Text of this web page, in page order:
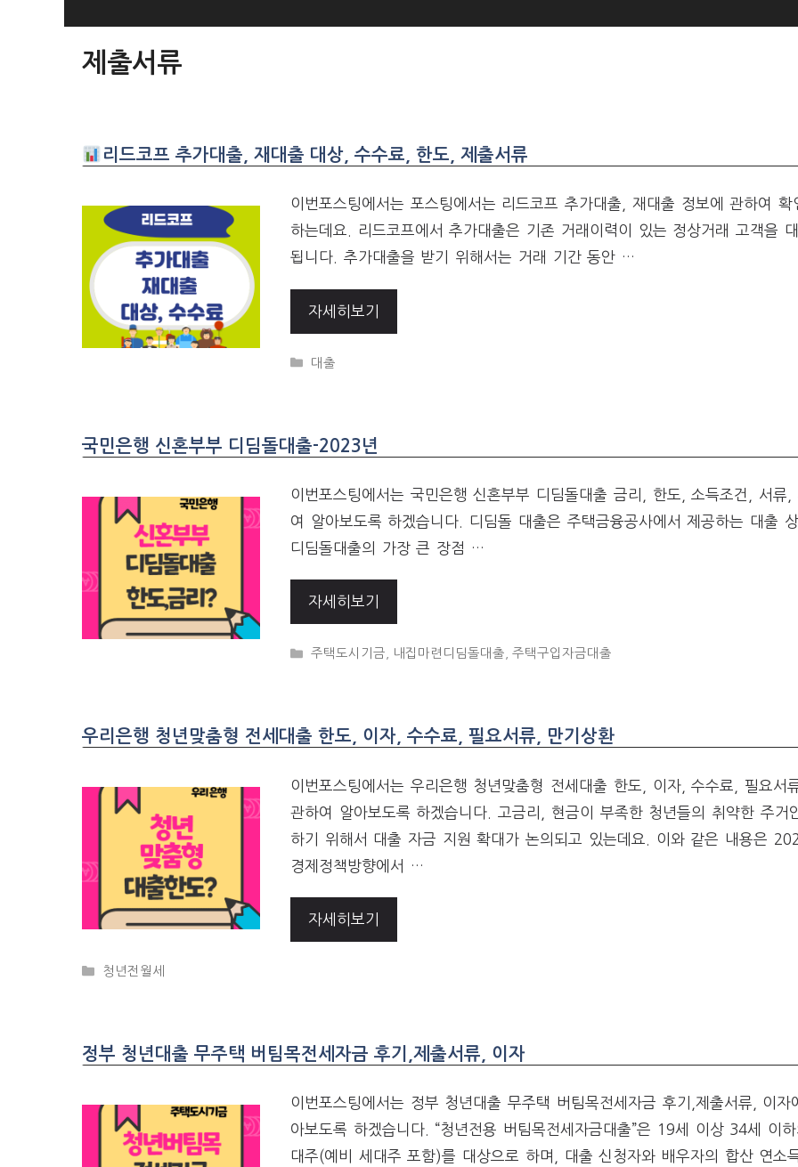
제출서류
리드코프 추가대출, 재대출 대상, 수수료, 한도, 제출서류
이번포스팅에서는 포스팅에서는 리드코프 추가대출, 재대출 정보에 관하여 확
하는데요. 리드코프에서 추가대출은 기존 거래이력이 있는 정상거래 고객을
됩니다. 추가대출을 받기 위해서는 거래 기간 동안 …
자세히보기
CATEGORIES
대출
국민은행 신혼부부 디딤돌대출-2023년
이번포스팅에서는 국민은행 신혼부부 디딤돌대출 금리, 한도, 소득조건, 서류
여 알아보도록 하겠습니다. 디딤돌 대출은 주택금융공사에서 제공하는 대출
디딤돌대출의 가장 큰 장점 …
자세히보기
CATEGORIES
주택도시기금 내집마련디딤돌대출 ,주택구입자금대출
우리은행 청년맞춤형 전세대출 한도, 이자, 수수료, 필요서류, 만기상환
이번포스팅에서는 우리은행 청년맞춤형 전세대출 한도, 이자, 수수료, 필요서
관하여 알아보도록 하겠습니다. 고금리, 현금이 부족한 청년들의 취약한 주거
하기 위해서 대출 자금 지원 확대가 논의되고 있는데요. 이와 같은 내용은
경제정책방향에서 …
자세히보기
CATEGORIES
청년전월세
정부 청년대출 무주택 버팀목전세자금 후기,제출서류, 이자
이번포스팅에서는 정부 청년대출 무주택 버팀목전세자금 후기,제출서류, 이자
아보도록 하겠습니다. “청년전용 버팀목전세자금대출”은 19세 이상 34세 이하
대주(예비 세대주 포함)를 대상으로 하며, 대출 신청자와 배우자의 합산 연소